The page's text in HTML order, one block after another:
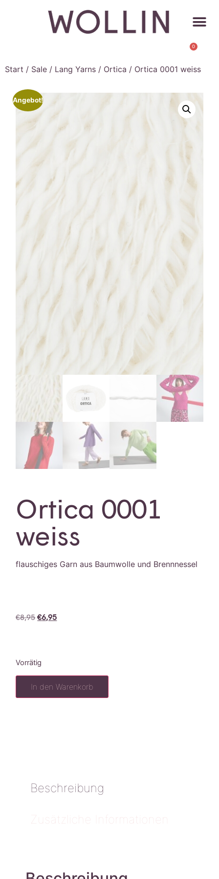
0
Start / Sale / Lang Yarns / Ortica / Ortica 0001 weiss
Angebot!
Ortica 0001
weiss
flauschiges Garn aus Baumwolle und Brennnessel
€8,95 €6,95
Vorrätig
In den Warenkorb
Beschreibung
Zusätzliche Informationen